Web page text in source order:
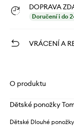
DOPRAVA
Doručení i do
VRÁCENÍ A
O produktu
Dětské ponožky
Dětské Dlouhé